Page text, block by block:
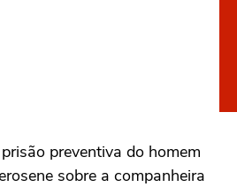
preventiva do homem
sobre a companheira